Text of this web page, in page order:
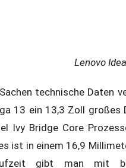
Lenovo
technische Daten
13 ein 13,3 Zoll großes
Ivy Bridge Core
ist in einem 16,9
gibt man mit